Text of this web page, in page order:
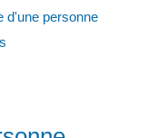
d'une personne